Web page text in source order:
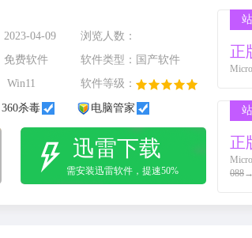
2023-04-09
浏览人数：
免费软件 软件类型： 国产软件
Win11 软件等级：
360杀毒 电脑管家
迅雷下载
需安装迅雷软件，提速50%
正
正
088→